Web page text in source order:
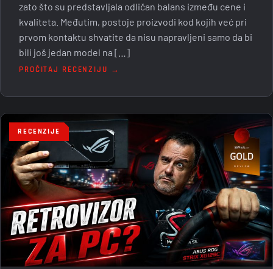
zato što su predstavljala odličan balans između cene i
kvaliteta. Međutim, postoje proizvodi kod kojih već pri
prvom kontaktu shvatite da nisu napravljeni samo da bi
bili još jedan model na […]
PROČITAJ RECENZIJU →
RECENZIJE